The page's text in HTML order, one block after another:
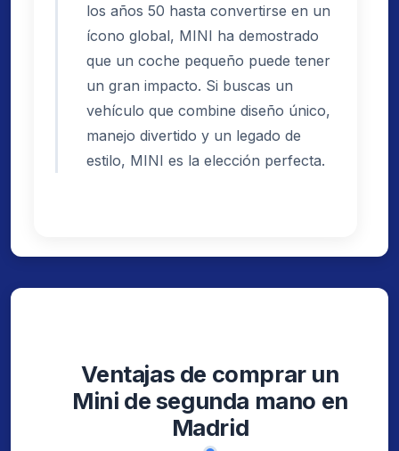
los años 50 hasta convertirse en un
ícono global, MINI ha demostrado
que un coche pequeño puede tener
un gran impacto. Si buscas un
vehículo que combine diseño único,
manejo divertido y un legado de
estilo, MINI es la elección perfecta.
Ventajas de comprar un
Mini de segunda mano en
Madrid